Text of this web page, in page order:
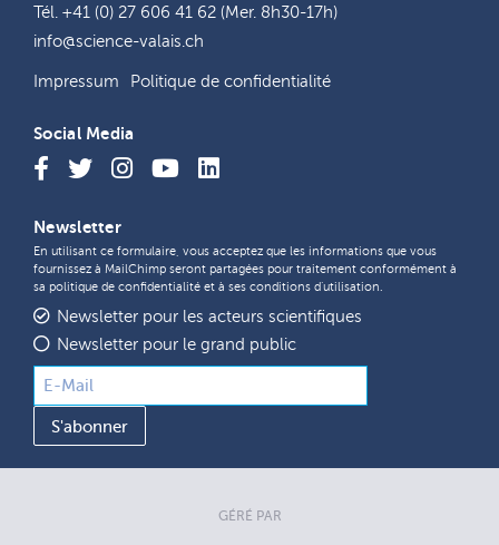
Tél. +41 (0) 27 606 41 62 (Mer. 8h30-17h)
info@science-valais.ch
Impressum Politique de confidentialité
Social Media
Newsletter
En utilisant ce formulaire, vous acceptez que les informations que vous
fournissez à MailChimp seront partagées pour traitement conformément à
sa politique de confidentialité et à ses conditions d'utilisation
Newsletter pour les acteurs scientifiques
Newsletter pour le grand public
GÉRÉ PAR